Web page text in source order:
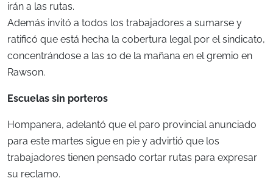
irán a las rutas.
Además invitó a todos los trabajadores a sumarse y
ratificó que está hecha la cobertura legal por el sindicato,
concentrándose a las 10 de la mañana en el gremio en
Rawson.
Escuelas sin porteros
Hompanera, adelantó que el paro provincial anunciado
para este martes sigue en pie y advirtió que los
trabajadores tienen pensado cortar rutas para expresar
su reclamo.